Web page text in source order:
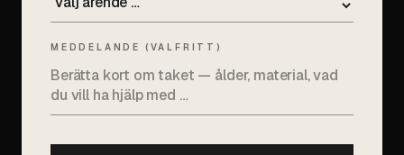
MEDDELANDE (VALFRITT)